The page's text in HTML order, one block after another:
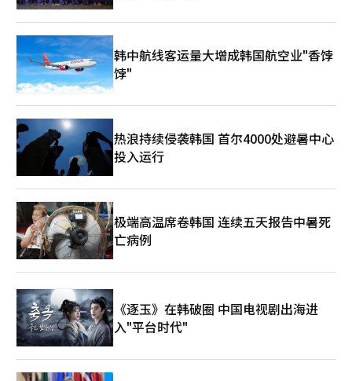
韩中航线客运量大增成韩国航空业"香饽
饽"
热浪持续侵袭韩国 首尔4000处避暑中心
投入运行
极端高温席卷韩国 连续五天报告中暑死
亡病例
《逐玉》在韩破圈 中国电视剧出海进
入"平台时代"